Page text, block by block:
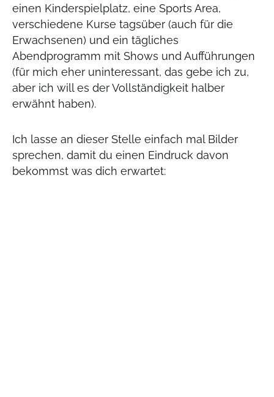
einen Kinderspielplatz, eine Sports Area,
verschiedene Kurse tagsüber (auch für die
Erwachsenen) und ein tägliches
Abendprogramm mit Shows und Aufführungen
(für mich eher uninteressant, das gebe ich zu,
aber ich will es der Vollständigkeit halber
erwähnt haben).
Ich lasse an dieser Stelle einfach mal Bilder
sprechen, damit du einen Eindruck davon
bekommst was dich erwartet: